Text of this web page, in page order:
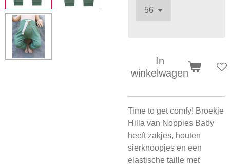
In
winkelwagen
Time to get comfy! Broekje
Hilla van Noppies Baby
heeft zakjes, houten
sierknoopjes en een
elastische taille met